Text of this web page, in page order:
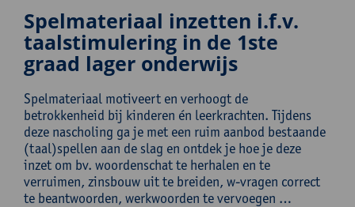
Spelmateriaal inzetten i.f.v.
taalstimulering in de 1ste
graad lager onderwijs
Spelmateriaal motiveert en verhoogt de
betrokkenheid bij kinderen én leerkrachten. Tijdens
deze nascholing ga je met een ruim aanbod bestaande
(taal)spellen aan de slag en ontdek je hoe je deze
inzet om bv. woordenschat te herhalen en te
verruimen, zinsbouw uit te breiden, w-vragen correct
te beantwoorden, werkwoorden te vervoegen …